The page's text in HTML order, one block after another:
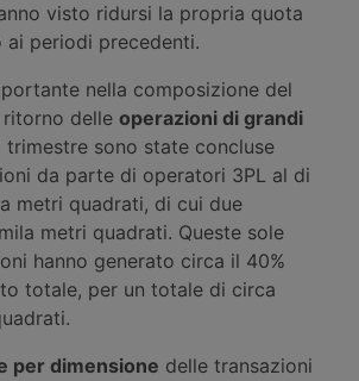
visto ridursi la propria quota
periodi precedenti.
nella composizione del
delle operazioni di grandi
trimestre sono state concluse
da parte di operatori 3PL al di
metri quadrati, di cui due
metri quadrati. Queste sole
hanno generato circa il 40%
totale, per un totale di circa
per dimensione delle transazioni